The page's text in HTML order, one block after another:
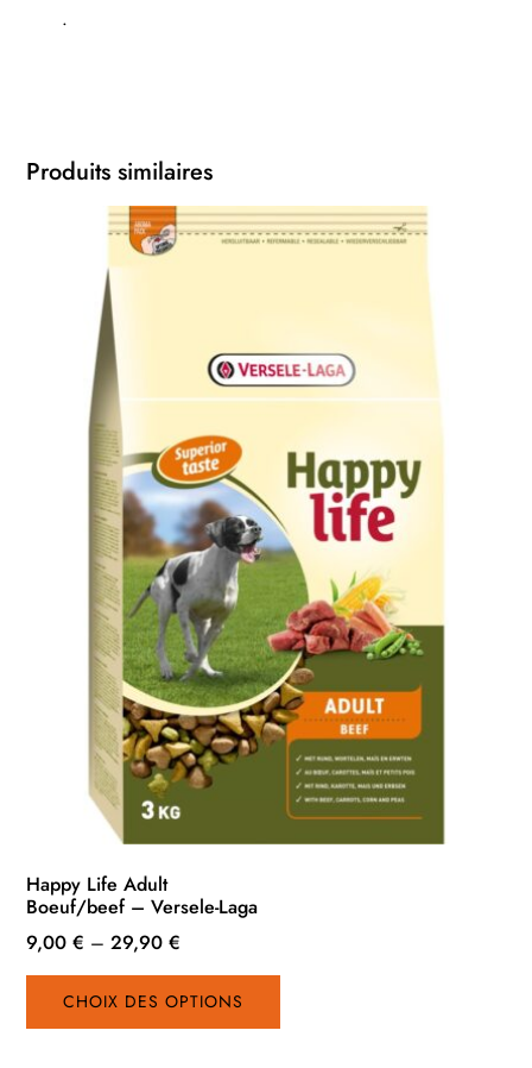
.
Produits similaires
Happy Life Adult
Boeuf/beef – Versele-Laga
9,00€ –29,90€
CHOIX DES OPTIONS
Ce
a